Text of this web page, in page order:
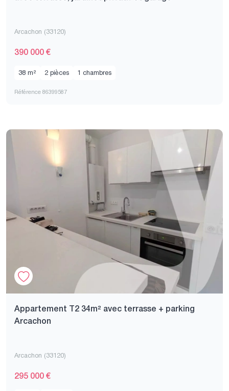
Arcachon (33120)
390 000 €
38 m² 2 pièces 1 chambres
Référence 86399587
Appartement T2 34m² avec terrasse + parking
Arcachon
Arcachon (33120)
295 000 €